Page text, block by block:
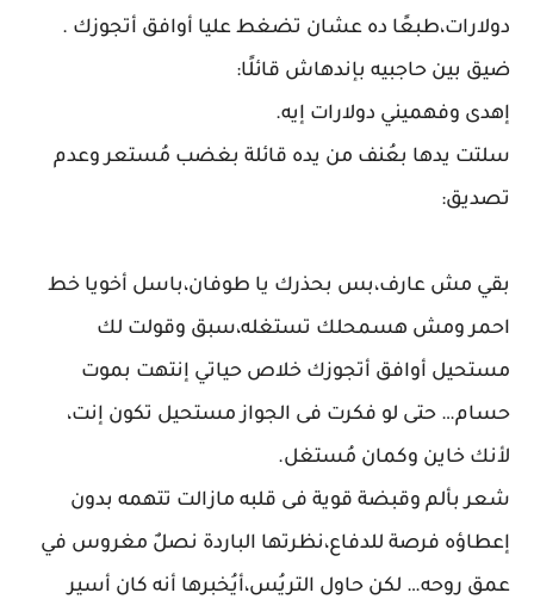
دولارات،طبعًا ده عشان تضغط عليا أوافق أتجوزك .
ضيق بين حاجبيه بإندهاش قائلًا:
إهدى وفهميني دولارات إيه.
سلتت يدها بعُنف من يده قائلة بغضب مُستعر وعدم
تصديق:
بقي مش عارف،بس بحذرك يا طوفان،باسل أخويا خط
احمر ومش هسمحلك تستغله،سبق وقولت لك
مستحيل أوافق أتجوزك خلاص حياتي إنتهت بموت
حسام… حتى لو فكرت فى الجواز مستحيل تكون إنت،
لأنك خاين وكمان مُستغل.
شعر بألم وقبضة قوية فى قلبه مازالت تتهمه بدون
إعطاؤه فرصة للدفاع،نظرتها الباردة نصلٌ مغروس في
عمق روحه… لكن حاول التريُس،أيُخبرها أنه كان أسير